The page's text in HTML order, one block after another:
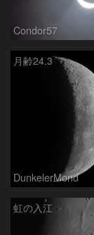
Condor57
月齢24.3
DunkelerMond
虹の入江